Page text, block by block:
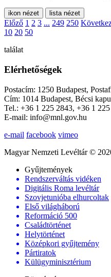
ikon nézet lista nézet
Előző 1 2 3 ... 249 250
10 20 50
találat
Elérhetőségek
Postacím: 1250 Budapest,
Cím: 1014 Budapest, Bécsi
Tel.: +36 1 225 2843, +36 1
E-mail: info@mnl.gov.hu
e-mail facebook vimeo
Magyar Nemzeti Levéltár ©
Gyűjtemények
Rendszerváltás vidéken
Digitális Roma levéltár
Szovjetunióba elhurcoltak
Első világháború
Reformáció 500
Családtörténet
Helytörténet
Középkori gyűjtemény
Pártiratok
Külügyminisztérium